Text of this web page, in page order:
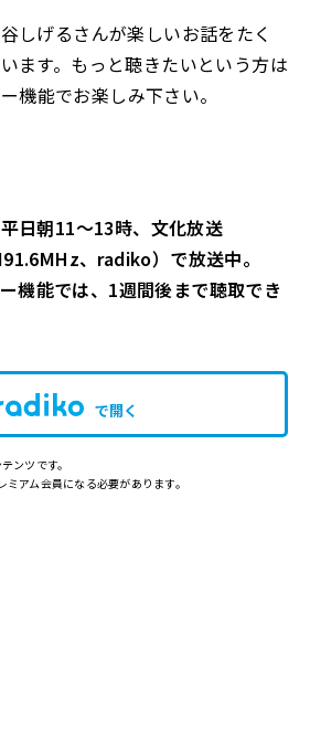
しげるさんが楽しいお話をたく
ます。もっと聴きたいという方は
機能でお楽しみ下さい。
日朝11～13時、文化放送
、radiko）で放送中。
機能では、1週間後まで聴取でき
で開く
ンツです。
アム会員になる必要があります。